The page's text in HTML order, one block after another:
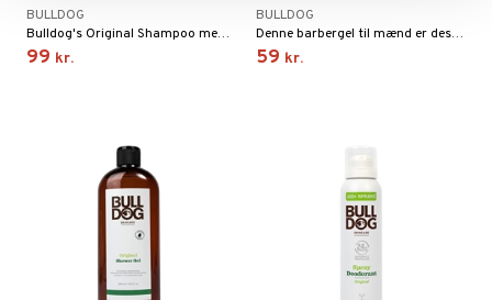
BULLDOG
Bulldog's Original Shampoo med cikorie rod, en naturlig ingrediens som beskytter håret og hovedbunden
99 kr.
BULLDOG
Denne barbergel til mænd er designet til at give en glat og behagelig barbering.
59 kr.